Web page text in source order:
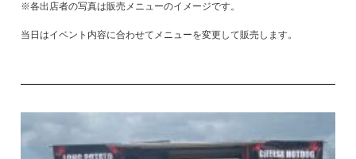
※各出店者の写真は販売メニューのイメージです。
当日はイベント内容に合わせてメニューを変更して販売します。